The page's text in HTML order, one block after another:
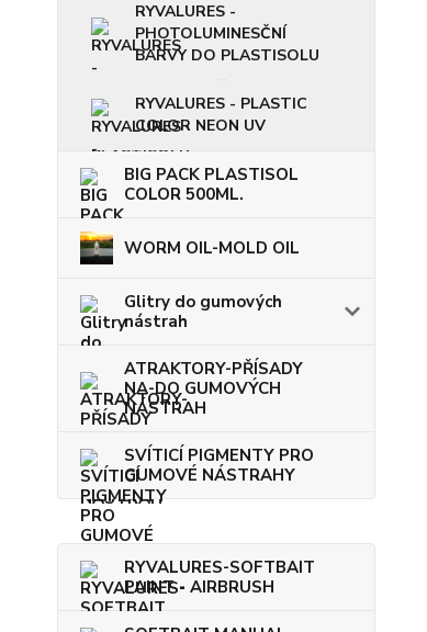
RYVALURES -
PHOTOLUMINESČNÍ
BARVY DO PLASTISOLU
RYVALURES - PLASTIC
COLOR NEON UV
BIG PACK PLASTISOL
COLOR 500ML.
WORM OIL-MOLD OIL
Glitry do gumových
nástrah
ATRAKTORY-PŘÍSADY
NA-DO GUMOVÝCH
NÁSTRAH
SVÍTICÍ PIGMENTY PRO
GUMOVÉ NÁSTRAHY
RYVALURES-SOFTBAIT
PAINT - AIRBRUSH